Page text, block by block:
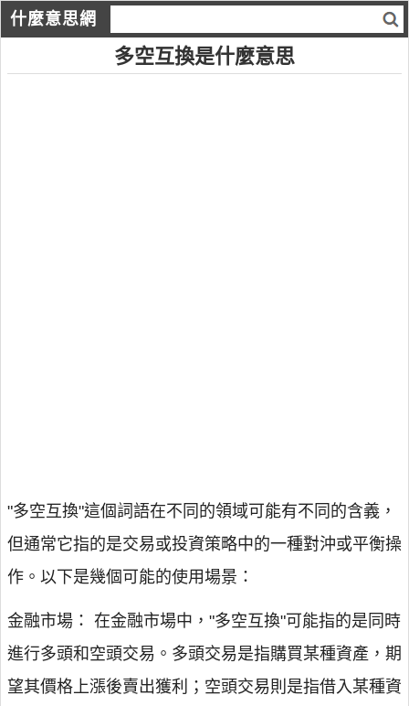
什麼意思網
多空互換是什麼意思
"多空互換"這個詞語在不同的領域可能有不同的含義，
但通常它指的是交易或投資策略中的一種對沖或平衡操
作。以下是幾個可能的使用場景：
金融市場： 在金融市場中，"多空互換"可能指的是同時
進行多頭和空頭交易。多頭交易是指購買某種資產，期
望其價格上漲後賣出獲利；空頭交易則是指借入某種資